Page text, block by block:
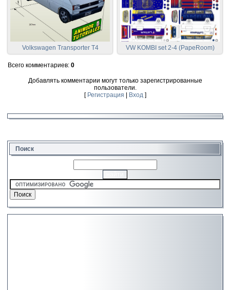
Volkswagen Transporter T4 VW KOMBI set 2-4 (PapeRoom)
Всего комментариев: 0
Добавлять комментарии могут только зарегистрированные
пользователи.
[ Регистрация | Вход ]
Поиск